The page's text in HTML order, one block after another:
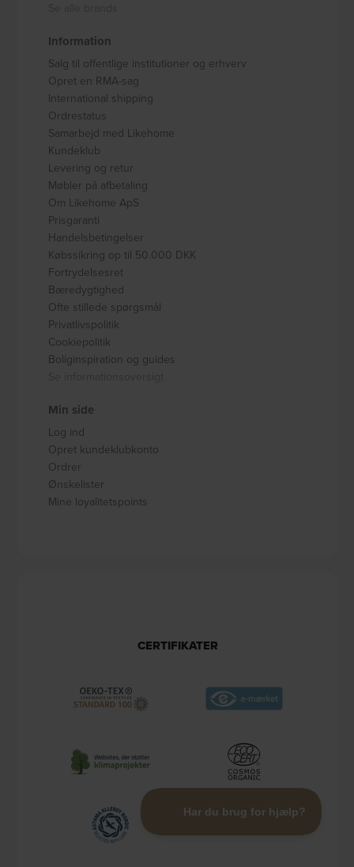
Information
Salg til offentlige institutioner og erhverv
Opret en RMA-sag
International shipping
Ordrestatus
Samarbejd med Likehome
Kundeklub
Levering og retur
Møbler på afbetaling
Om Likehome ApS
Prisgaranti
Handelsbetingelser
Købssikring op til 50.000 DKK
Fortrydelsesret
Bæredygtighed
Ofte stillede spørgsmål
Privatlivspolitik
Cookiepolitik
Boliginspiration og guides
Min side
Log ind
Opret kundeklubkonto
Ordrer
Ønskelister
Mine loyalitetspoints
CERTIFIKATER